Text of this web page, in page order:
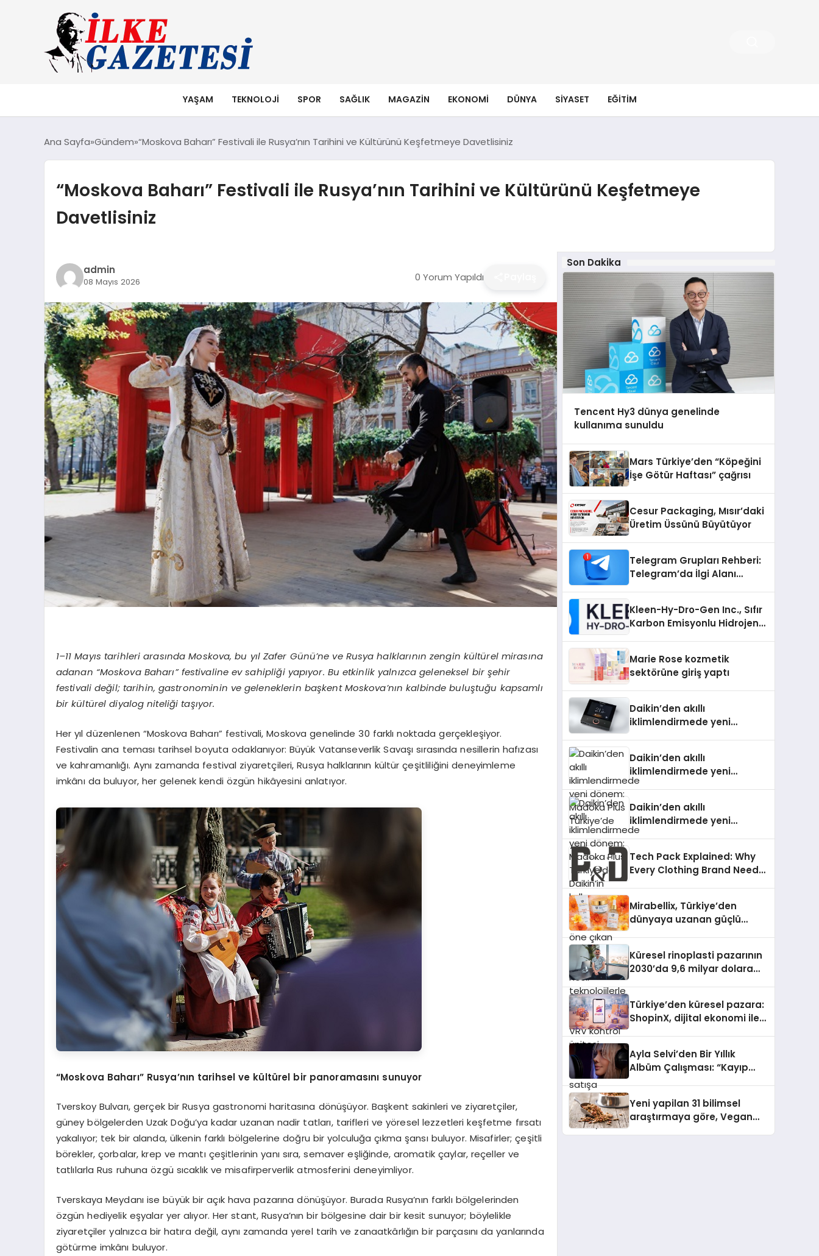
YAŞAM TEKNOLOJI SPOR SAĞLIK MAGAZIN EKONOMI DÜNYA SIYASET EĞITIM
Ana Sayfa Gündem “Moskova Baharı” Festivali ile Rusya’nın Tarihini ve Kültürünü Keşfetmeye Davetlisiniz
“Moskova Baharı” Festivali ile Rusya’nın Tarihini ve Kültürünü Keşfetmeye
Davetlisiniz
admin
08 Mayıs 2026 0 Yorum Yapıldı
1–11 Mayıs tarihleri arasında Moskova, bu yıl Zafer Günü’ne ve Rusya halklarının zengin kültürel mirasına
adanan “Moskova Baharı” festivaline ev sahipliği yapıyor. Bu etkinlik yalnızca geleneksel bir şehir
festivali değil; tarihin, gastronominin ve geleneklerin başkent Moskova’nın kalbinde buluştuğu kapsamlı
bir kültürel diyalog niteliği taşıyor.
Her yıl düzenlenen “Moskova Baharı” festivali, Moskova genelinde 30 farklı noktada gerçekleşiyor.
Festivalin ana teması tarihsel boyuta odaklanıyor: Büyük Vatanseverlik Savaşı sırasında nesillerin hafızası
ve kahramanlığı. Aynı zamanda festival ziyaretçileri, Rusya halklarının kültür çeşitliliğini deneyimleme
imkânı da buluyor, her gelenek kendi özgün hikâyesini anlatıyor.
“Moskova Baharı” Rusya’nın tarihsel ve kültürel bir panoramasını sunuyor
Tverskoy Bulvarı, gerçek bir Rusya gastronomi haritasına dönüşüyor. Başkent sakinleri ve ziyaretçiler,
güney bölgelerden Uzak Doğu’ya kadar uzanan nadir tatları, tarifleri ve yöresel lezzetleri keşfetme fırsatı
yakalıyor; tek bir alanda, ülkenin farklı bölgelerine doğru bir yolculuğa çıkma şansı buluyor. Misafirler; çeşitli
börekler, çorbalar, krep ve mantı çeşitlerinin yanı sıra, semaver eşliğinde, aromatik çaylar, reçeller ve
tatlılarla Rus ruhuna özgü sıcaklık ve misafirperverlik atmosferini deneyimliyor.
Tverskaya Meydanı ise büyük bir açık hava pazarına dönüşüyor. Burada Rusya’nın farklı bölgelerinden
özgün hediyelik eşyalar yer alıyor. Her stant, Rusya’nın bir bölgesine dair bir kesit sunuyor; böylelikle
ziyaretçiler yalnızca bir hatıra değil, aynı zamanda yerel tarih ve zanaatkârlığın bir parçasını da yanlarında
götürme imkânı buluyor.
Son Dakika
Tencent Hy3 dünya genelinde
kullanıma sunuldu
Mars Türkiye’den “Köpeğini
İşe Götür Haftası” çağrısı
Cesur Packaging, Mısır’daki
Üretim Üssünü Büyütüyor
Telegram Grupları Rehberi:
Telegram’da İlgi Alanı
Kleen-Hy-Dro-Gen Inc., Sıfır
Karbon Emisyonlu Hidrojen
Aldı
Marie Rose kozmetik
sektörüne giriş yaptı
Daikin’den akıllı
iklimlendirmede yeni
Daikin’den akıllı
iklimlendirmede yeni
dönem: Madoka Plus
Daikin’den akıllı
iklimlendirmede yeni
dönem: Madoka Plus
dostu tasarımıyla öne çıkan
Madoka ailesinin yeni nesil
teknolojilerle donatılmış son
modeli VRV kontrol ünitesi
Madoka Plus Türkiye’de
satışa sunuldu. Tam
dokunmatik ekranı, mobil
uygulama desteği ve akıllı
sensör entegrasyonu
daha kolay, konforlu ve
verimli hale getiriyor. Enerji
verimliliğini artırırken
modern yaşam alanlarında
teknolojiyi estetik ile bulu
Tech Pack Explained: Why
Every Clothing Brand Needs
Mirabellix, Türkiye’den
dünyaya uzanan güçlü
Küresel rinoplasti pazarının
2030’da 9,6 milyar dolara
Türkiye’den küresel pazara:
ShopinX, dijital ekonomi ile
Ayla Selvi’den Bir Yıllık
Albüm Çalışması: “Kayıp
Yeni yapilan 31 bilimsel
araştırmaya göre, Vegan